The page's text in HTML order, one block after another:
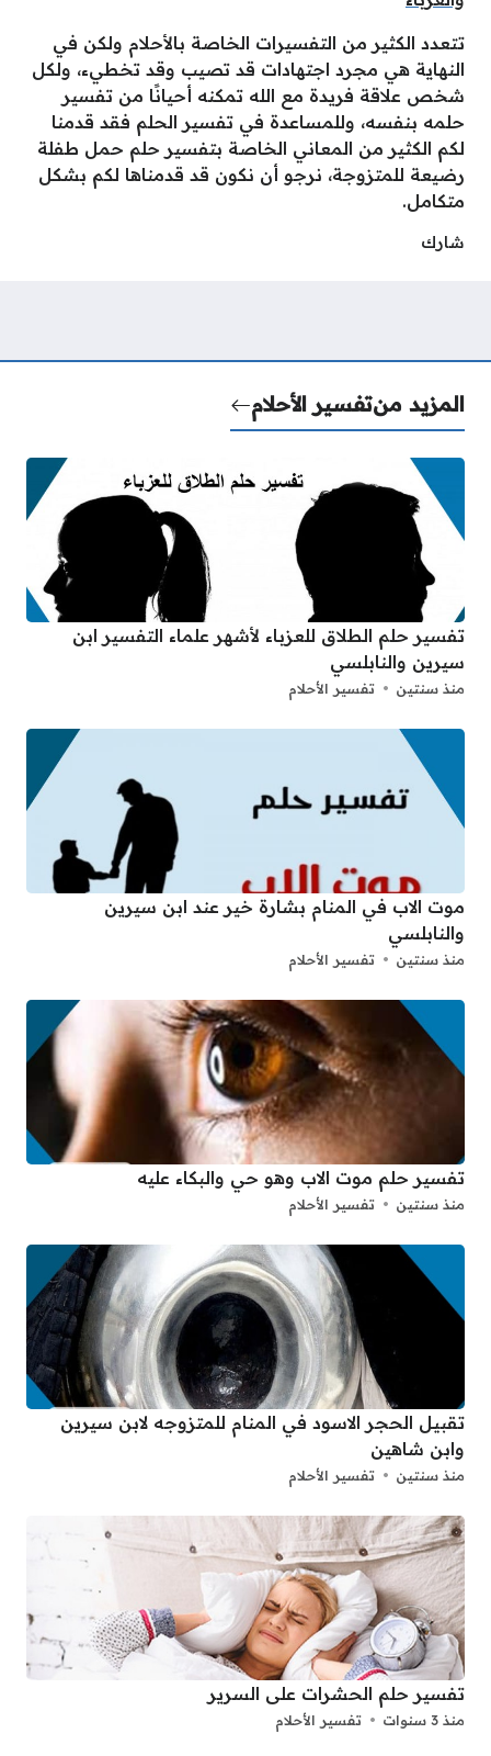
تتعدد الكثير من التفسيرات الخاصة بالأحلام ولكن في
النهاية هي مجرد اجتهادات قد تصيب وقد تخطيء، ولكل
شخص علاقة فريدة مع الله تمكنه أحيانًا من تفسير
حلمه بنفسه، وللمساعدة في تفسير الحلم فقد قدمنا
لكم الكثير من المعاني الخاصة بتفسير حلم حمل طفلة
رضيعة للمتزوجة، نرجو أن نكون قد قدمناها لكم بشكل
متكامل.
شارك
المزيد منتفسير الأحلام
تفسير حلم الطلاق للعزباء لأشهر علماء التفسير ابن
سيرين والنابلسي
منذ سنتين تفسير الأحلام
موت الاب في المنام بشارة خير عند ابن سيرين
والنابلسي
منذ سنتين تفسير الأحلام
تفسير حلم موت الاب وهو حي والبكاء عليه
منذ سنتين تفسير الأحلام
تقبيل الحجر الاسود في المنام للمتزوجه لابن سيرين
وابن شاهين
منذ سنتين تفسير الأحلام
تفسير حلم الحشرات على السرير
منذ 3 سنوات تفسير الأحلام